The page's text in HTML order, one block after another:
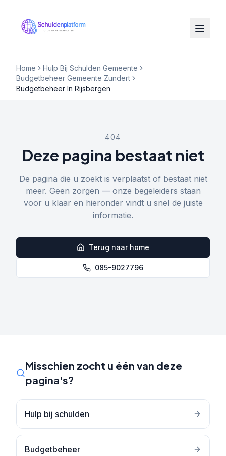
Home
Hulp Bij Schulden Gemeente
Budgetbeheer Gemeente Zundert
Budgetbeheer In Rijsbergen
404
Deze pagina bestaat niet
De pagina die u zoekt is verplaatst of bestaat niet
meer. Geen zorgen — onze begeleiders staan
voor u klaar en hieronder vindt u snel de juiste
informatie.
Terug naar home
085-9027796
Misschien zocht u één van deze
pagina's?
Hulp bij schulden
Budgetbeheer